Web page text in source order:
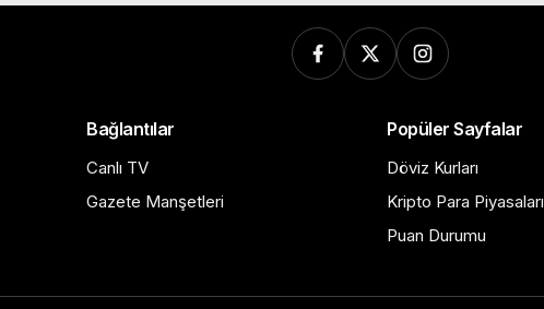
Bağlantılar
Canlı TV
Gazete Manşetleri
Popüler Sayfalar
Döviz Kurları
Kripto Para Piyasaları
Puan Durumu